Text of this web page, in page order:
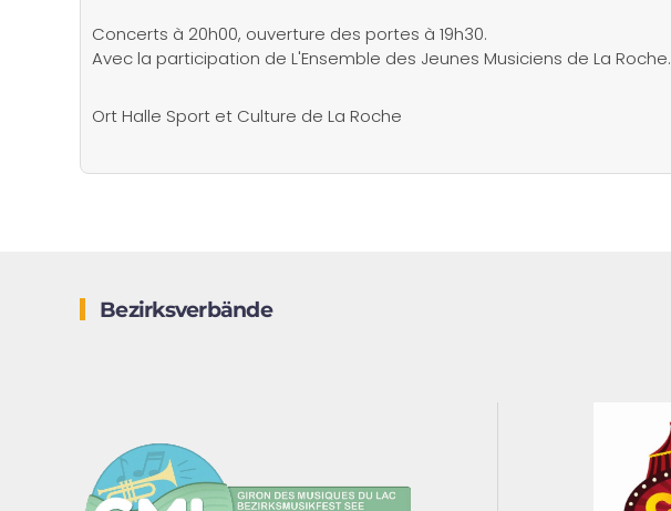
Concerts à 20h00, ouverture des portes à 19h30.
Avec la participation de L'Ensemble des Jeunes Musiciens de La Roche.
Ort Halle Sport et Culture de La Roche
Bezirksverbände